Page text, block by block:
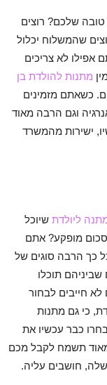
שלכם? רוצים
שהמשלוח יכלול
אפילו לא צריכים
מתנות להולדת בן
כשאתם מזמינים
וגם הרבה מאוד
ישירות מהמשרד
ליולדת שיוכל
מופקע? אתם
כך הרבה סוגים של
תוכלו
חייבים לבחור
כי גם מתנות
בחרו כבר עכשיו את
מאוד תשמח לקבל מכם
חושבים עליה.